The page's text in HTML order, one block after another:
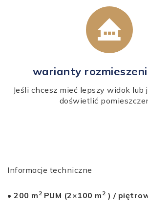
warianty
Jeśli chcesz mieć lepszy widok lub
doświetlić
Informacje techniczne
• 200 m 2 PUM (2×100 m 2 ) / p